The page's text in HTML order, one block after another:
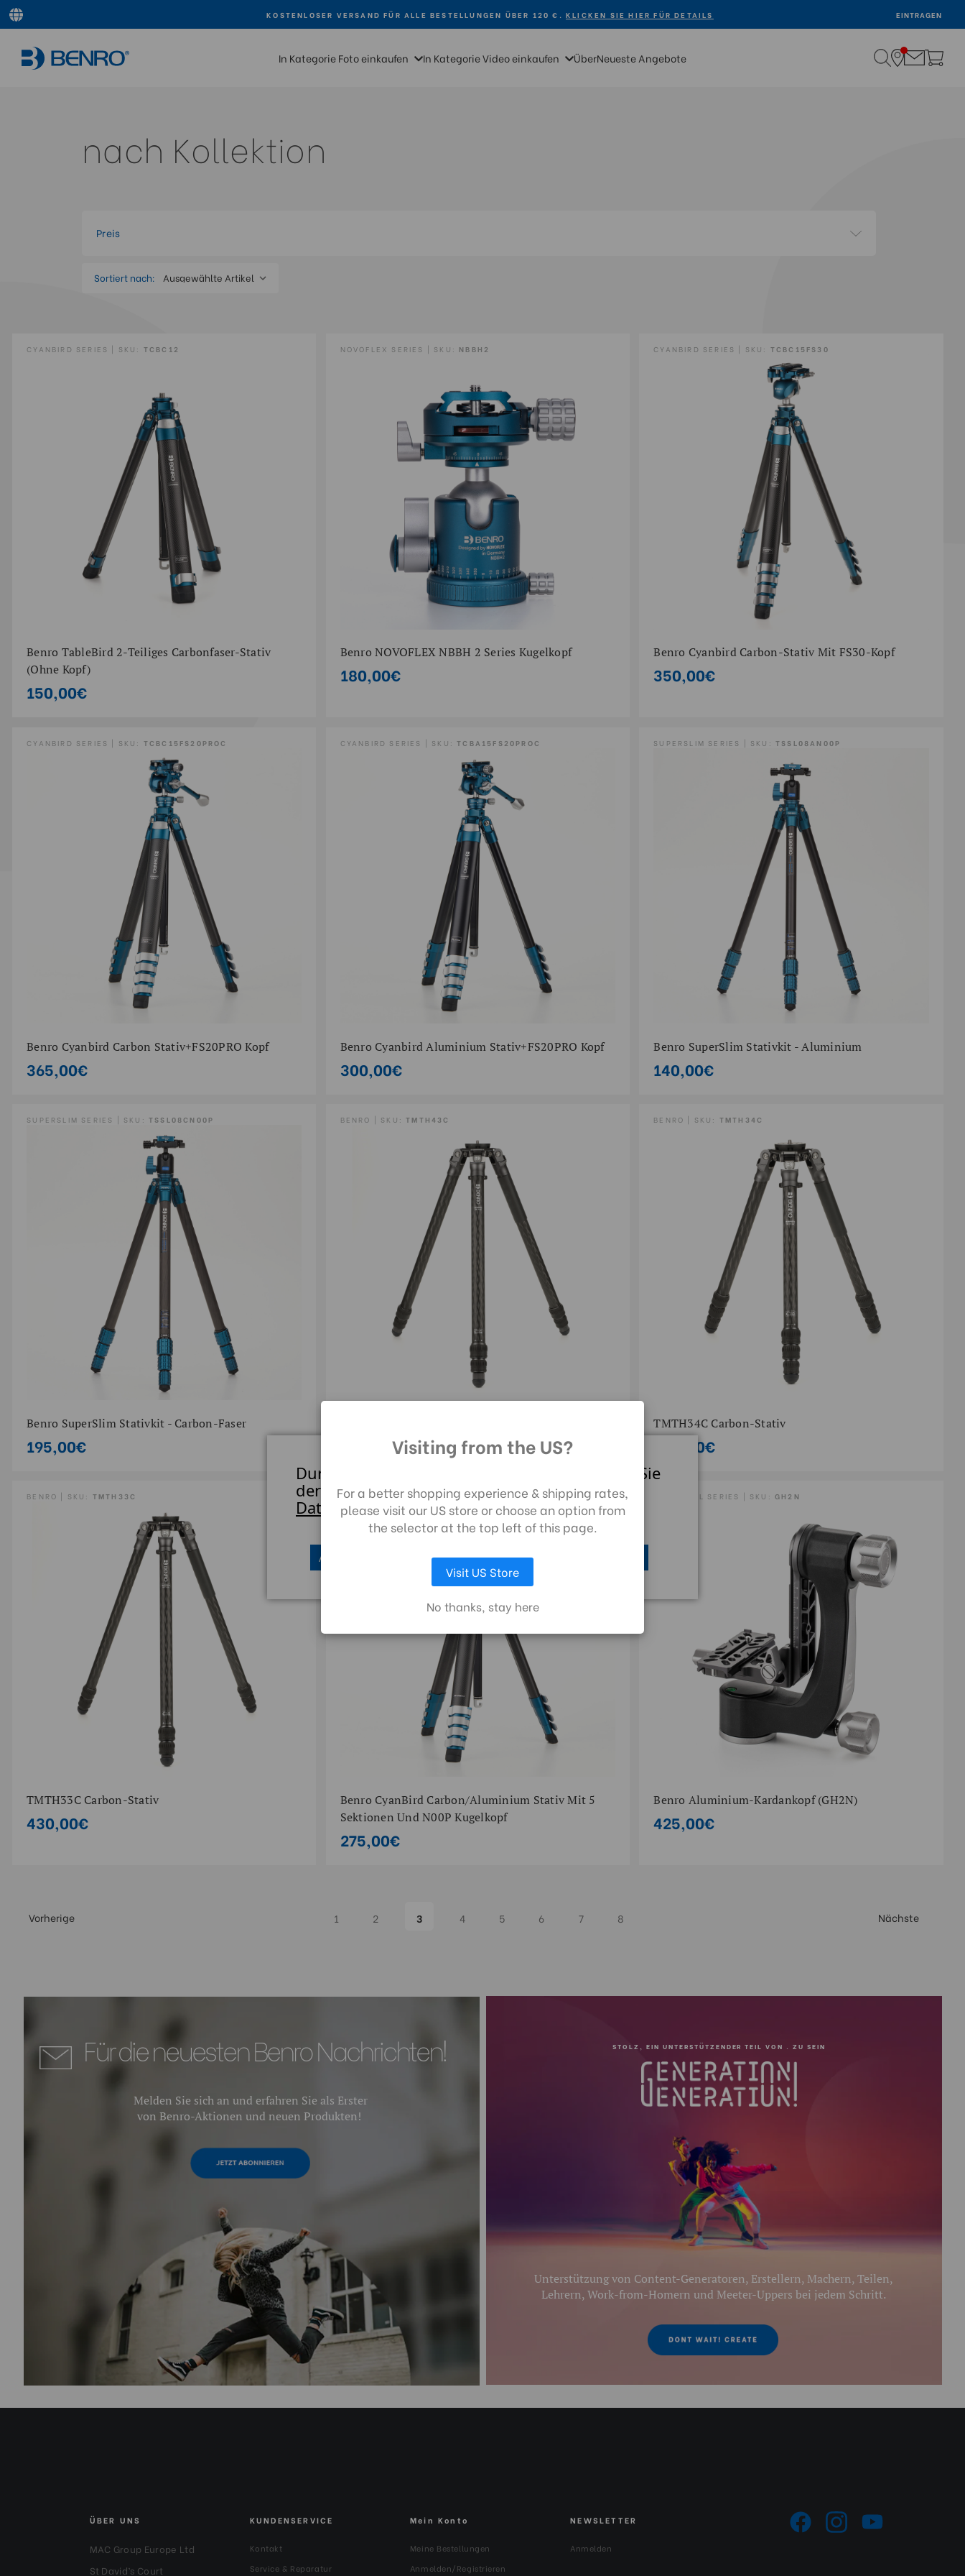
KOSTENLOSER VERSAND FÜR ALLE BESTELLUNGEN ÜBER 120 €.KLICKEN SIE HIER FÜR DETAILS EINTRAGEN
In Kategorie Foto einkaufen In Kategorie Video einkaufen ÜberNeueste Angebote
nach Kollektion
Preis
Sortiert nach:
CYANBIRD SERIES | SKU: TCBC12
Benro TableBird 2-Teiliges Carbonfaser-Stativ
(Ohne Kopf)
150,00€
NOVOFLEX SERIES | SKU: NBBH2
Benro NOVOFLEX NBBH 2 Series Kugelkopf
180,00€
CYANBIRD SERIES | SKU: TCBC15FS30
Benro Cyanbird Carbon-Stativ Mit FS30-Kopf
350,00€
CYANBIRD SERIES | SKU: TCBC15FS20PROC
Benro Cyanbird Carbon Stativ+FS20PRO Kopf
365,00€
CYANBIRD SERIES | SKU:TCBA15FS20PROC
Benro Cyanbird Aluminium Stativ+FS20PRO Kopf
300,00€
SUPERSLIM SERIES | SKU:TSSL08AN00P
Benro SuperSlim Stativkit - Aluminium
140,00€
SUPERSLIM SERIES | SKU: TSSL08CN00P
Benro SuperSlim Stativkit - Carbon-Faser
195,00€
BENRO | SKU:TMTH43C
465,00€
BENRO | SKU: TMTH34C
TMTH34C Carbon-Stativ
450,00€
BENRO | SKU: TMTH33C
TMTH33C Carbon-Stativ
430,00€
CYANBIRD SERIES | SKU:TCBH15N00P
Benro CyanBird Carbon/Aluminium Stativ Mit 5
Sektionen Und N00P Kugelkopf
275,00€
GH GIMBAL SERIES | SKU:GH2N
Benro Aluminium-Kardankopf (GH2N)
425,00€
Vorherige 1 2 3 4 5 6 7 8 Nächste
Für die neuesten Benro Nachrichten!
Melden Sie sich an und erfahren Sie als Erster
von Benro-Aktionen und neuen Produkten!
Unterstützung von Content-Generatoren, Erstellern, Machern, Teilen,
Lehrern, Work-from-Homern und Meeter-Uppers bei jedem Schritt.
STOLZ, EIN UNTERSTÜTZENDER TEIL VON . ZU SEIN
ÜBER UNS
MAC Group Europe Ltd
St David’s Court
KUNDENSERVICE
Kontakt
Service & Reparatur
Mein Konto
Meine Bestellungen
Anmelden/Registrieren
NEWSLETTER
Anmelden
Durch die Nutzung unserer Website stimmen Sie
der Datenerfassung gemäß unserer
Datenschutzrichtlinie zu.
AUSWAHL ANPASSEN ALLE COOKIES AKZEPTIEREN
Visiting from the US?
For a better shopping experience & shipping rates,
please visit our US store or choose an option from
the selector at the top left of this page.
Visit US Store
No thanks, stay here